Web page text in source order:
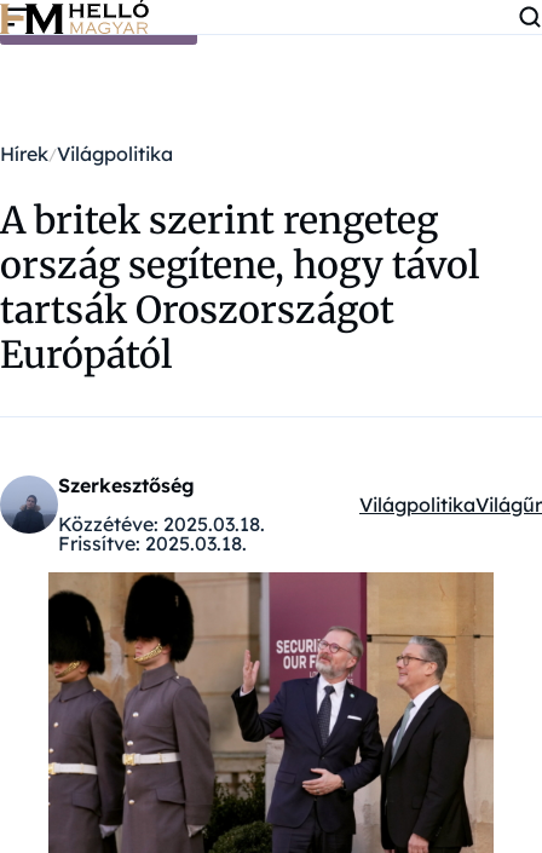
Ugrás a tartalomra
Hírek Világpolitika
A britek szerint rengeteg
ország segítene, hogy távol
tartsák Oroszországot
Európától
Szerkesztőség
Közzétéve: 2025.03.18.
Frissítve: 2025.03.18.
Kategóriák:
VilágpolitikaVilágűr